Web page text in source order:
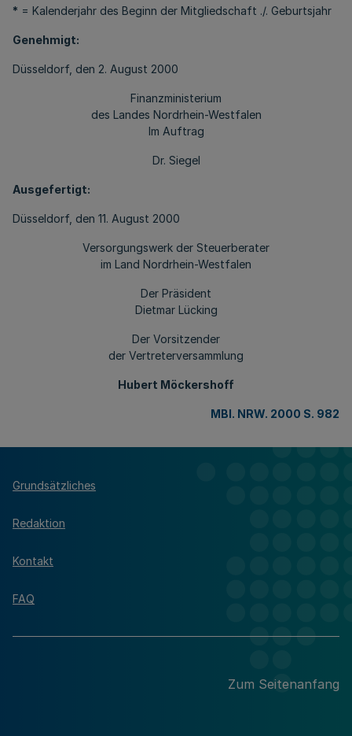
* = Kalenderjahr des Beginn der Mitgliedschaft ./. Geburtsjahr
Genehmigt:
Düsseldorf, den 2. August 2000
Finanzministerium
des Landes Nordrhein-Westfalen
Im Auftrag
Dr. Siegel
Ausgefertigt:
Düsseldorf, den 11. August 2000
Versorgungswerk der Steuerberater
im Land Nordrhein-Westfalen
Der Präsident
Dietmar Lücking
Der Vorsitzender
der Vertreterversammlung
Hubert Möckershoff
MBl. NRW. 2000 S. 982
Grundsätzliches
Redaktion
Kontakt
FAQ
Zum Seitenanfang